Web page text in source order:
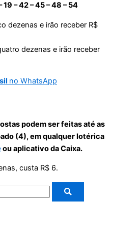
– 42 – 45 – 48 – 54
dezenas e irão receber R$
dezenas e irão receber
no WhatsApp
podem ser feitas até as
(4), em qualquer lotérica
ou aplicativo da Caixa.
custa R$ 6.